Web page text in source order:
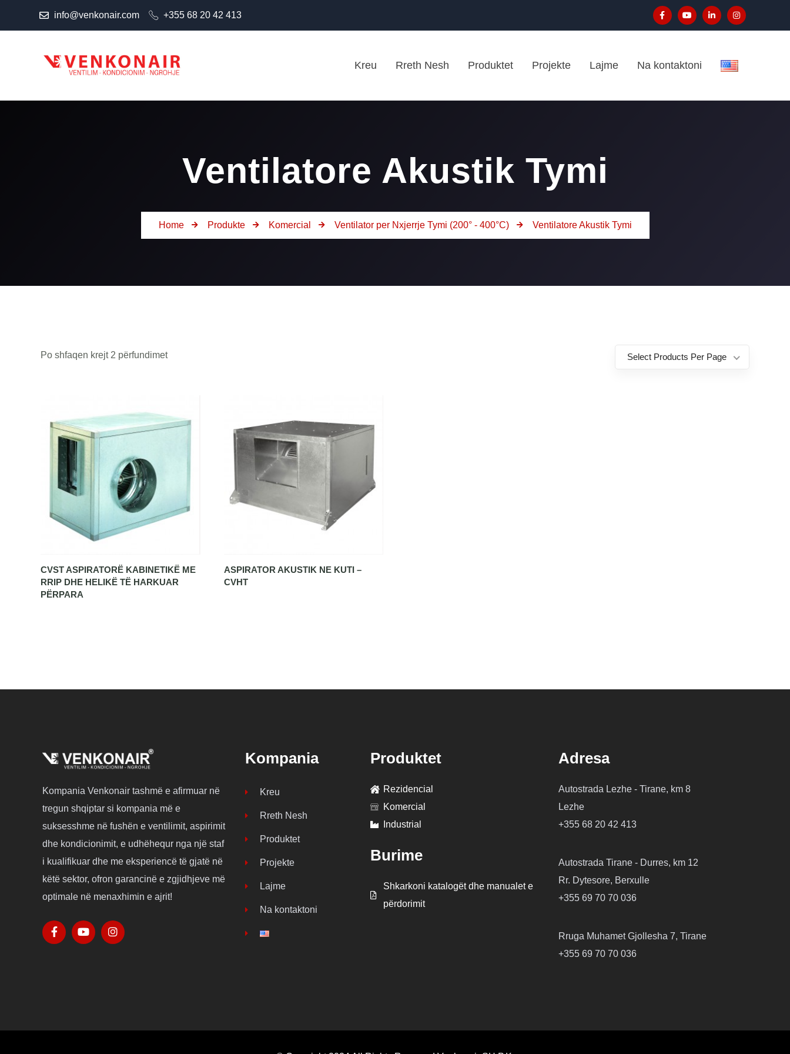
info@venkonair.com +355 68 20 42 413
Kreu Rreth Nesh Produktet Projekte Lajme Na kontaktoni
Ventilatore Akustik Tymi
Home Produkte Komercial Ventilator per Nxjerrje Tymi (200° - 400°C) Ventilatore Akustik Tymi
Po shfaqen krejt 2 përfundimet Select Products Per Page
CVST ASPIRATORË KABINETIKË ME
RRIP DHE HELIKË TË HARKUAR
PËRPARA
ASPIRATOR AKUSTIK NE KUTI –
CVHT
Kompania Venkonair tashmë e afirmuar në
tregun shqiptar si kompania më e
suksesshme në fushën e ventilimit, aspirimit
dhe kondicionimit, e udhëhequr nga një staf
i kualifikuar dhe me eksperiencë të gjatë në
këtë sektor, ofron garancinë e zgjidhjeve më
optimale në menaxhimin e ajrit!
Kompania
Kreu
Rreth Nesh
Produktet
Projekte
Lajme
Na kontaktoni
Produktet
Rezidencial
Komercial
Industrial
Burime
Shkarkoni katalogët dhe manualet e
përdorimit
Adresa
Autostrada Lezhe - Tirane, km 8
Lezhe
+355 68 20 42 413
Autostrada Tirane - Durres, km 12
Rr. Dytesore, Berxulle
+355 69 70 70 036
Rruga Muhamet Gjollesha 7, Tirane
+355 69 70 70 036